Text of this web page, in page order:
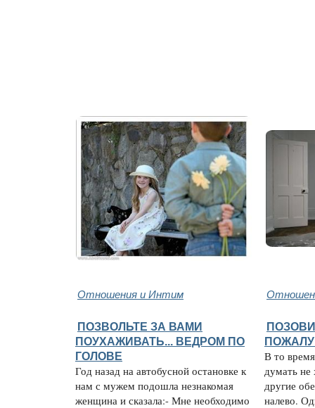
Отношения и Интим
ПОЗВОЛЬТЕ ЗА ВАМИ
ПОУХАЖИВАТЬ... ВЕДРОМ ПО
ГОЛОВЕ
Год назад на автобусной остановке к
нам с мужем подошла незнакомая
женщина и сказала:- Мне необходимо
В то
думать не
другие
налево.